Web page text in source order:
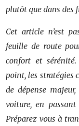
plutôt que dans des
Cet article n’est
feuille de route
confort et
point, les stratégies
de dépense
voiture, en
Préparez-vous à